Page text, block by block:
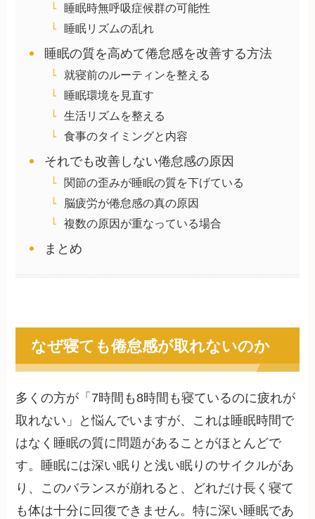
睡眠時無呼吸症候群の可能性
睡眠リズムの乱れ
睡眠の質を高めて倦怠感を改善する方法
就寝前のルーティンを整える
睡眠環境を見直す
生活リズムを整える
食事のタイミングと内容
それでも改善しない倦怠感の原因
関節の歪みが睡眠の質を下げている
脳疲労が倦怠感の真の原因
複数の原因が重なっている場合
まとめ
なぜ寝ても倦怠感が取れないのか
多くの方が「7時間も8時間も寝ているのに疲れが
取れない」と悩んでいますが、これは睡眠時間で
はなく睡眠の質に問題があることがほとんどで
す。睡眠には深い眠りと浅い眠りのサイクルがあ
り、このバランスが崩れると、どれだけ長く寝て
も体は十分に回復できません。特に深い睡眠であ